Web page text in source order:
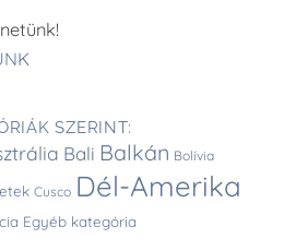
SZERINT:
Bali Balkán Bolívia
Cusco Dél-Amerika
Egyéb kategória